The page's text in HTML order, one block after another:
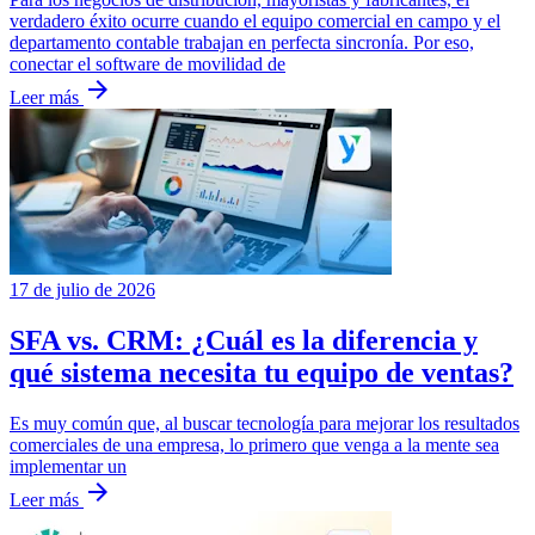
verdadero éxito ocurre cuando el equipo comercial en campo y el
departamento contable trabajan en perfecta sincronía. Por eso,
conectar el software de movilidad de
Leer más arrow_forward
17 de julio de 2026
SFA vs. CRM: ¿Cuál es la diferencia y
qué sistema necesita tu equipo de ventas?
Es muy común que, al buscar tecnología para mejorar los resultados
comerciales de una empresa, lo primero que venga a la mente sea
implementar un
Leer más arrow_forward